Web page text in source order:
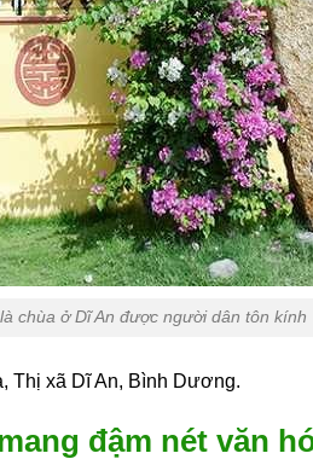
chùa ở Dĩ An được người dân tôn kính
Thị xã Dĩ An, Bình Dương.
đậm nét văn